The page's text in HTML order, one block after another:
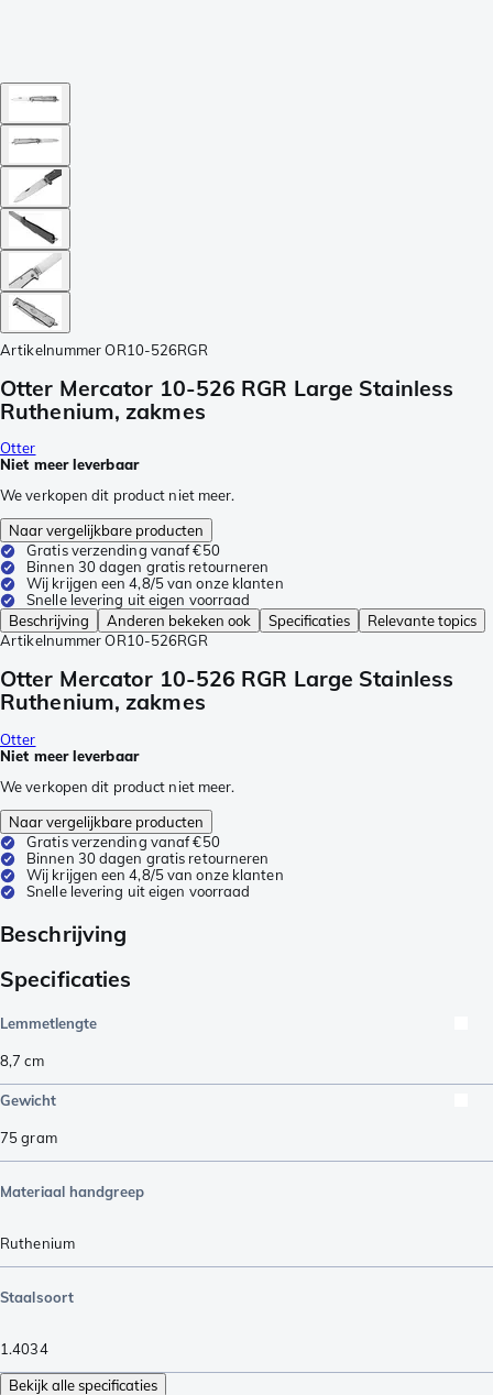
Artikelnummer OR10-526RGR
Otter Mercator 10-526 RGR Large Stainless
Ruthenium, zakmes
Otter
Niet meer leverbaar
We verkopen dit product niet meer.
Naar vergelijkbare producten
Gratis verzending vanaf €50
Binnen 30 dagen gratis retourneren
Wij krijgen een 4,8/5 van onze klanten
Snelle levering uit eigen voorraad
Beschrijving
Anderen bekeken ook Specificaties
Relevante topics
Artikelnummer OR10-526RGR
Otter Mercator 10-526 RGR Large Stainless
Ruthenium, zakmes
Otter
Niet meer leverbaar
We verkopen dit product niet meer.
Naar vergelijkbare producten
Gratis verzending vanaf €50
Binnen 30 dagen gratis retourneren
Wij krijgen een 4,8/5 van onze klanten
Snelle levering uit eigen voorraad
Beschrijving
Specificaties
Lemmetlengte
8,7 cm
Gewicht
75gram
Materiaal handgreep
Ruthenium
Staalsoort
1.4034
Bekijk alle specificaties